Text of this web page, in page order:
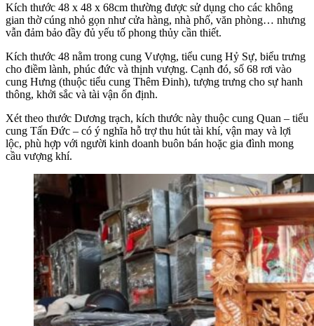
Kích thước 48 x 48 x 68cm thường được sử dụng cho các không
gian thờ cúng nhỏ gọn như cửa hàng, nhà phố, văn phòng… nhưng
vẫn đảm bảo đầy đủ yếu tố phong thủy cần thiết.
Kích thước 48 nằm trong cung Vượng, tiểu cung Hỷ Sự, biểu trưng
cho điềm lành, phúc đức và thịnh vượng. Cạnh đó, số 68 rơi vào
cung Hưng (thuộc tiểu cung Thêm Đinh), tượng trưng cho sự hanh
thông, khởi sắc và tài vận ổn định.
Xét theo thước Dương trạch, kích thước này thuộc cung Quan – tiểu
cung Tấn Đức – có ý nghĩa hỗ trợ thu hút tài khí, vận may và lợi
lộc, phù hợp với người kinh doanh buôn bán hoặc gia đình mong
cầu vượng khí.